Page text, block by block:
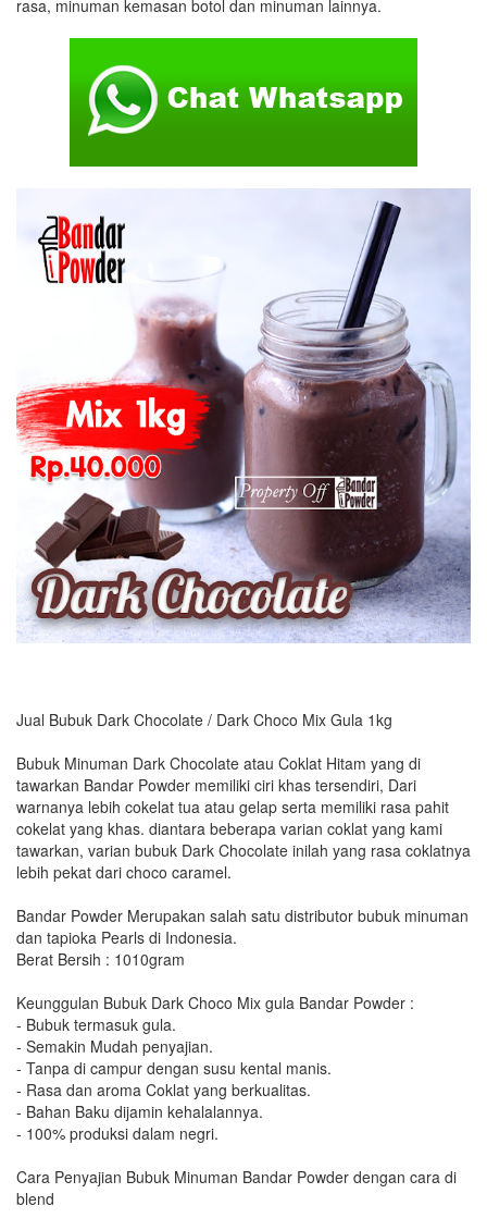
rasa, minuman kemasan botol dan minuman lainnya.
Jual Bubuk Dark Chocolate / Dark Choco Mix Gula 1kg
Bubuk Minuman Dark Chocolate atau Coklat Hitam yang di
tawarkan Bandar Powder memiliki ciri khas tersendiri, Dari
warnanya lebih cokelat tua atau gelap serta memiliki rasa pahit
cokelat yang khas. diantara beberapa varian coklat yang kami
tawarkan, varian bubuk Dark Chocolate inilah yang rasa coklatnya
lebih pekat dari choco caramel.
Bandar Powder Merupakan salah satu distributor bubuk minuman
dan tapioka Pearls di Indonesia.
Berat Bersih : 1010gram
Keunggulan Bubuk Dark Choco Mix gula Bandar Powder :
- Bubuk termasuk gula.
- Semakin Mudah penyajian.
- Tanpa di campur dengan susu kental manis.
- Rasa dan aroma Coklat yang berkualitas.
- Bahan Baku dijamin kehalalannya.
- 100% produksi dalam negri.
Cara Penyajian Bubuk Minuman Bandar Powder dengan cara di
blend